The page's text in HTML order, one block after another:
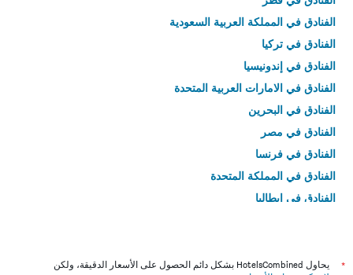
الفنادق في المملكة العربية السعودية
الفنادق في تركيا
الفنادق في إندونيسيا
الفنادق في الامارات العربية المتحدة
الفنادق في البحرين
الفنادق في مصر
الفنادق في فرنسا
الفنادق في المملكة المتحدة
الفنادق في إيطاليا
*
يحاول HotelsCombined بشكل دائم الحصول على الأسعار الدقيقة، ولكن